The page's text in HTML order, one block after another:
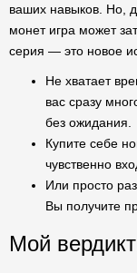
ваших навыков. Но,
монет игра может
серия — это новое
Не хватает
вас сразу
без ожидания.
Купите себе
чувственно
Или просто
Вы получите
Мой